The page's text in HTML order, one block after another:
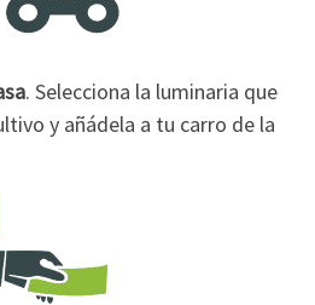
. Selecciona la luminaria que
y añádela a tu carro de la